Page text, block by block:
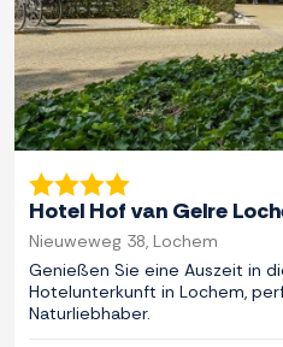
Hotel Hof van Gelre
Nieuweweg 38, Lochem
Genießen Sie eine Auszeit in
Hotelunterkunft in Lochem,
Naturliebhaber.